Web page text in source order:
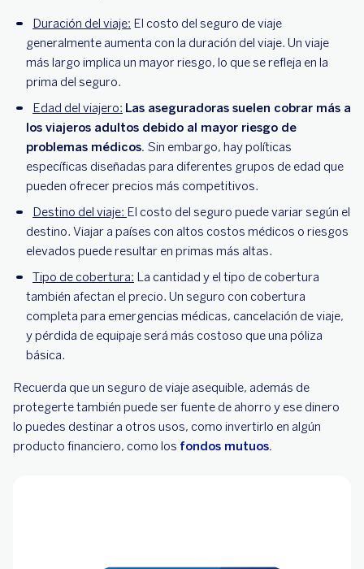
Duración del viaje: El costo del seguro de viaje
generalmente aumenta con la duración del viaje. Un viaje
más largo implica un mayor riesgo, lo que se refleja en la
prima del seguro.
Edad del viajero: Las aseguradoras suelen cobrar más a
los viajeros adultos debido al mayor riesgo de
problemas médicos. Sin embargo, hay políticas
específicas diseñadas para diferentes grupos de edad que
pueden ofrecer precios más competitivos.
Destino del viaje: El costo del seguro puede variar según el
destino. Viajar a países con altos costos médicos o riesgos
elevados puede resultar en primas más altas.
Tipo de cobertura: La cantidad y el tipo de cobertura
también afectan el precio. Un seguro con cobertura
completa para emergencias médicas, cancelación de viaje,
y pérdida de equipaje será más costoso que una póliza
básica.
Recuerda que un seguro de viaje asequible, además de
protegerte también puede ser fuente de ahorro y ese dinero
lo puedes destinar a otros usos, como invertirlo en algún
producto financiero, como los fondos mutuos.